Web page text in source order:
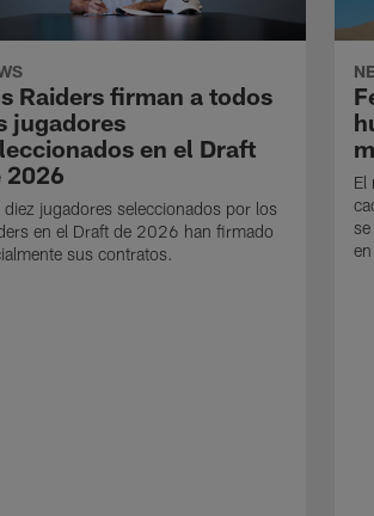
Raiders firman a todos
jugadores
en el Draft
2026
diez jugadores seleccionados por los
en el Draft de 2026 han firmado
sus contratos.
El